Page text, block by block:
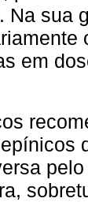
. Na sua
em